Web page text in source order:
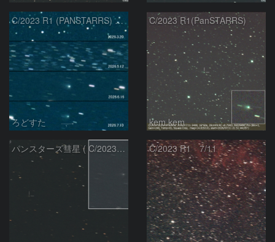
C/2023 R1 (PANSTARRS) の変化
ろどすた
C/2023 R1(PanSTARRS)
kem.kem
パンスターズ彗星 ( C/2023R1 ) ：2026/07/08 C/2023 R1 7/11